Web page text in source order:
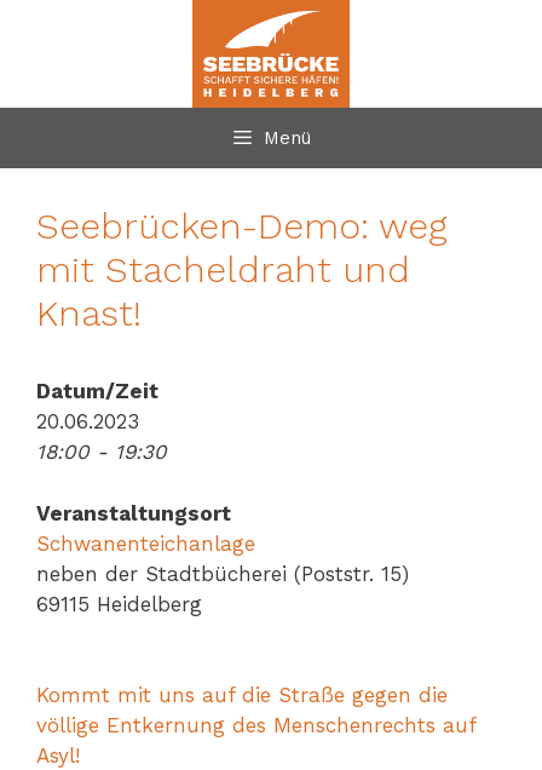
Menü
Seebrücken-Demo: weg
mit Stacheldraht und
Knast!
Datum/Zeit
20.06.2023
18:00 - 19:30
Veranstaltungsort
Schwanenteichanlage
neben der Stadtbücherei (Poststr. 15)
69115 Heidelberg
Kommt mit uns auf die Straße gegen die
völlige Entkernung des Menschenrechts auf
Asyl!